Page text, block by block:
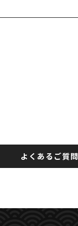
よくあるご質問